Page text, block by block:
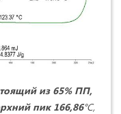
из 65% ПП,
пик 166,86°С,